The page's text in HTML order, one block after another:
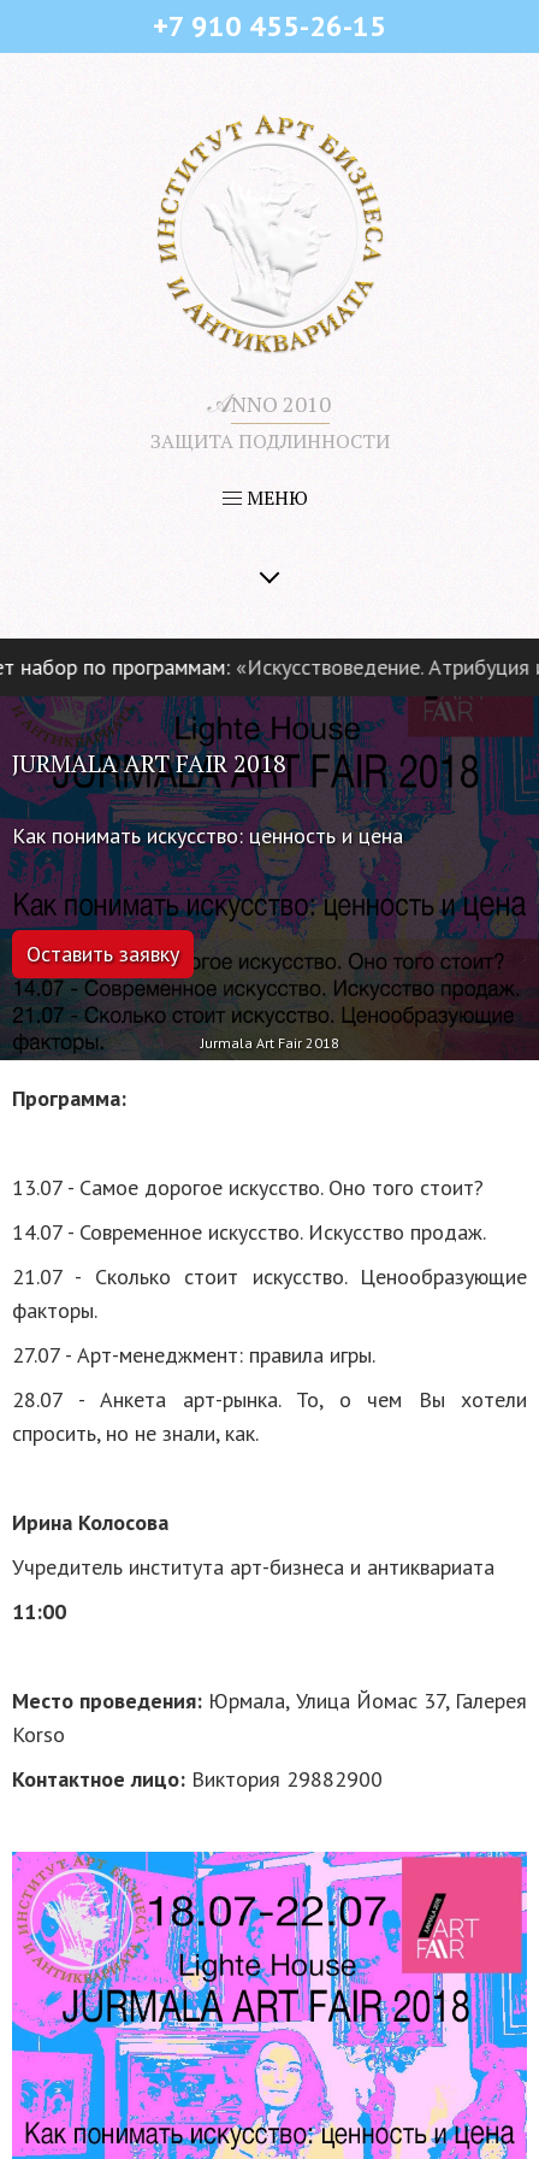
+7 910 455-26-15
𝒜NNO 2010
ЗАЩИТА ПОДЛИННОСТИ
МЕНЮ
по программам:«Искусствоведение. Атрибуция и
JURMALA ART FAIR 2018
Как понимать искусство: ценность и цена
Оставить заявку
Jurmala Art Fair 2018
Программа:
13.07 - Самое дорогое искусство. Оно того стоит?
14.07 - Современное искусство. Искусство продаж.
21.07 - Сколько стоит искусство. Ценообразующие
факторы.
27.07 - Арт-менеджмент: правила игры.
28.07 - Анкета арт-рынка. То, о чем Вы хотели
спросить, но не знали, как.
Ирина Колосова
Учредитель института арт-бизнеса и антиквариата
11:00
Место проведения: Юрмала, Улица Йомас 37, Галерея
Korso
Контактное лицо: Виктория 29882900